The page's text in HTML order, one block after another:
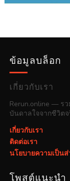
ข้อมูลบล็อก
เกี่ยวกับเรา
Rerun.online — ร
บันดาลใจจากชีวิตจ
เกี่ยวกับเรา
ติดต่อเรา
นโยบายความเป็น
โพสต์แนะนำ